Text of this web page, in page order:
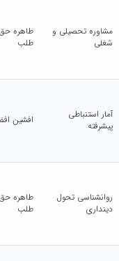
مشاوره تحصیلی و
شغلی
طاهره حق
طلب
آمار استنباطی
پیشرفته
افشین
روانشناسی تحول
دینداری
طاهره حق
طلب